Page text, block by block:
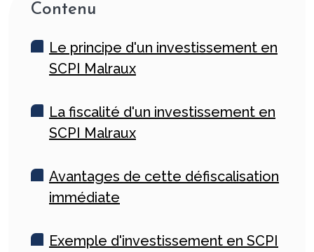
Contenu
Le principe d'un investissement en
SCPI Malraux
La fiscalité d'un investissement en
SCPI Malraux
Avantages de cette défiscalisation
immédiate
Exemple d'investissement en SCPI